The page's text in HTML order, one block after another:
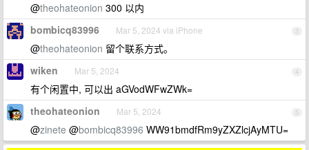
@theohateonion 300 以内
3
bombicq83996 Mar 5, 2024 via iPhone
@theohateonion 留个联系方式。
4
wiken Mar 5, 2024
有个闲置中, 可以出 aGVodWFwZWk=
5
theohateonion Mar 5, 2024
@zinete @bombicq83996 WW91bmdfRm9yZXZlcjAyMTU=